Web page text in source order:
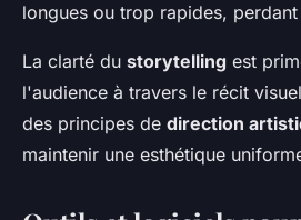
longues ou trop rapides,
La clarté du storytelling est
l'audience à travers le récit
des principes de direction
maintenir une esthétique